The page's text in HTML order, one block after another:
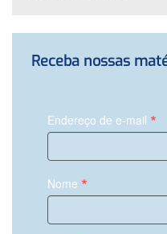
Receba nossas
Endereço de e-mail *
Nome *